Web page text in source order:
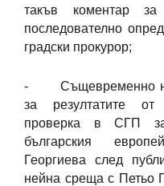
такъв коментар
последователно
градски прокурор;
- Същевременно
за резултатите от
проверка в СГП
българския
Георгиева след
нейна среща с Петьо